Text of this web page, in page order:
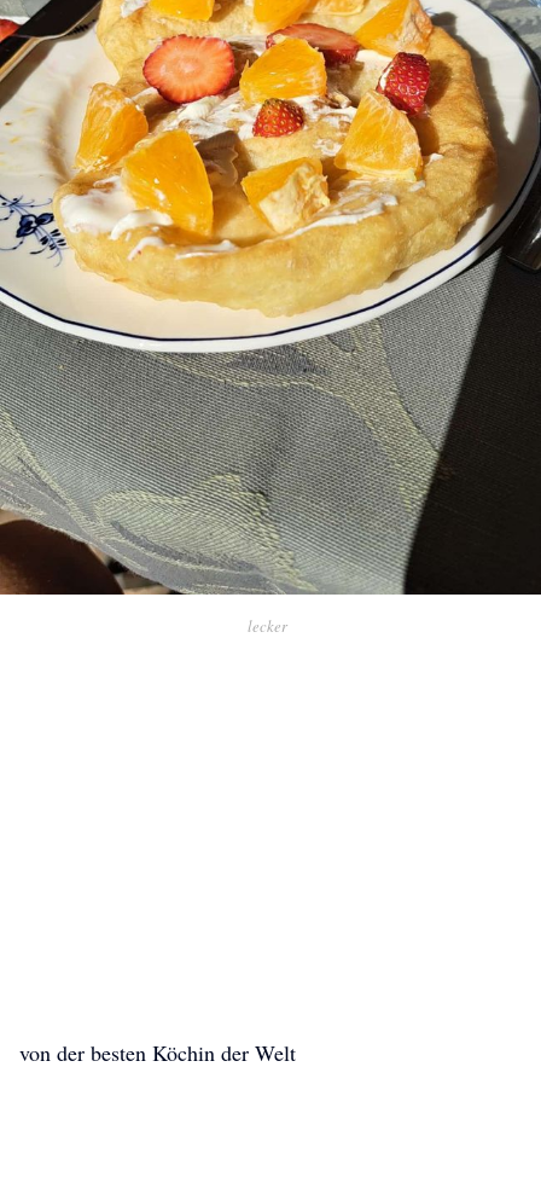
lecker
von der besten Köchin der Welt